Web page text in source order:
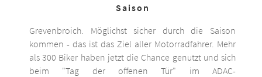
Saison
Grevenbroich. Möglichst sicher durch die Saison
kommen - das ist das Ziel aller Motorradfahrer. Mehr
als 300 Biker haben jetzt die Chance genutzt und sich
beim "Tag der offenen Tür" im ADAC-